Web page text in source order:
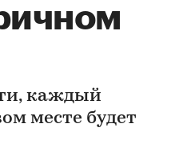
каждый
месте будет